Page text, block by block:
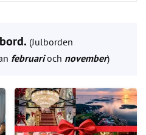
(Julborden
februarioch november)